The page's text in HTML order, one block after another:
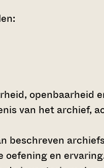
openbaarheid
van het archief,
beschreven
oefening en